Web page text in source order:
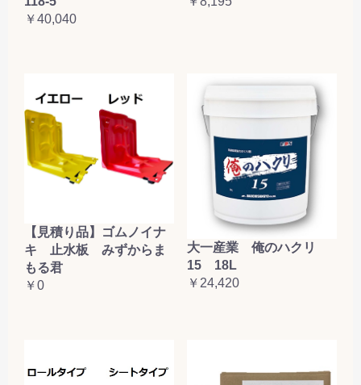
￥40,040
【見積り品】ゴムノイナ
キ 止水板 みずからま
もる君
￥0
大一産業 俺のハクリ
15 18L
￥24,420